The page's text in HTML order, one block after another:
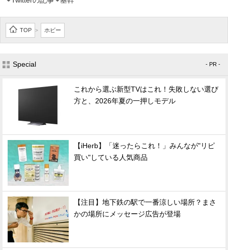
TOP > ホビー
Special - PR -
これから選ぶ新型TVはこれ！失敗しない選び
方と、2026年夏の一押しモデル
【iHerb】「迷ったらこれ！」みんなが"リピ
買い"している人気商品
【注目】地下鉄の駅で一番涼しい場所？まさ
かの場所にメッセージ広告が登場